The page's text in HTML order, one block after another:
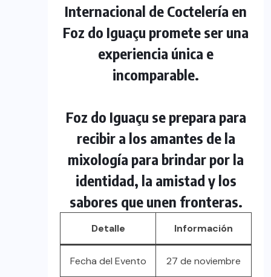
Internacional de Coctelería en
Foz do Iguaçu promete ser una
experiencia única e
incomparable.
Foz do Iguaçu se prepara para
recibir a los amantes de la
mixología para brindar por la
identidad, la amistad y los
sabores que unen fronteras.
Detalle Información
Fecha del Evento 27 de noviembre